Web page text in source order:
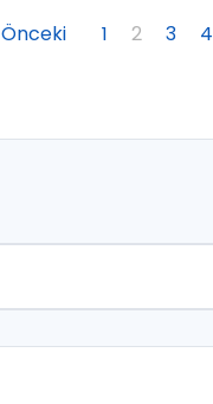
Önceki 1 2 3 4